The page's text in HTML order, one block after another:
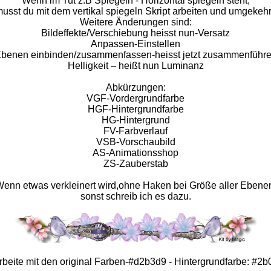
du mit dem vertikal spiegeln Skript arbeiten und
Weitere Änderungen sind:
Bildeffekte/Verschiebung heisst nun-Versatz
Anpassen-Einstellen
einbinden/zusammenfassen-heisst jetzt
Helligkeit – heißt nun Luminanz
Abkürzungen:
VGF-Vordergrundfarbe
HGF-Hintergrundfarbe
HG-Hintergrund
FV-Farbverlauf
VSB-Vorschaubild
AS-Animationsshop
ZS-Zauberstab
etwas verkleinert wird,ohne Haken bei Größe aller
sonst schreib ich es dazu.
mit den original Farben-#d2b3d9 - Hintergrundfarbe: